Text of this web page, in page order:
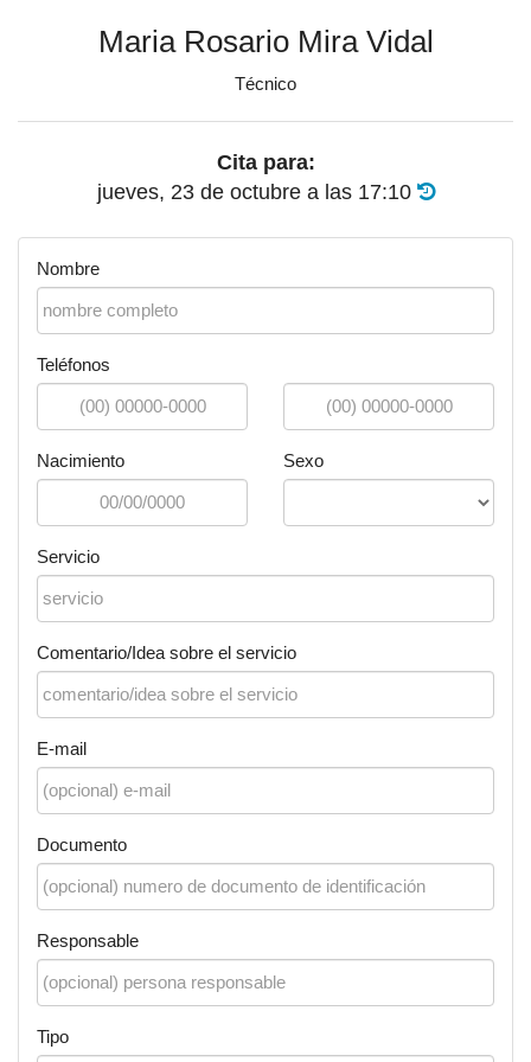
Maria Rosario Mira Vidal
Técnico
Cita para:
jueves, 23 de octubre a las 17:10
Nombre
Teléfonos
Nacimiento Sexo
Servicio
Comentario/Idea sobre el servicio
E-mail
Documento
Responsable
Tipo